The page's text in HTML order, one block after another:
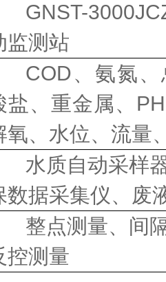
GNST-
监测站
COD、氨氮
盐、 重金属、 PH
氧、水位、流量
水质自动采样
数据采集仪、废
整点测量、间
控测量